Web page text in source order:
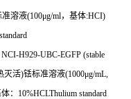
准溶液(100μg/ml，基体:HCI)
NCI-H929-UBC-EGFP (stable
灭活)铥标准溶液(1000μg/mL,
： 10%HCLThulium standard